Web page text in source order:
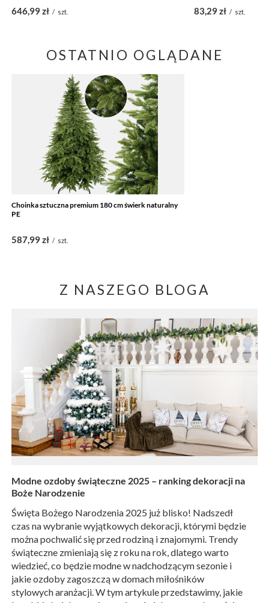
646,99 zł / szt. 83,29 zł / szt.
OSTATNIO OGLĄDANE
Choinka sztuczna premium 180 cm świerk naturalny
PE
587,99 zł / szt.
Z NASZEGO BLOGA
Modne ozdoby świąteczne 2025 – ranking dekoracji na
Boże Narodzenie
Święta Bożego Narodzenia 2025 już blisko! Nadszedł
czas na wybranie wyjątkowych dekoracji, którymi będzie
można pochwalić się przed rodziną i znajomymi. Trendy
świąteczne zmieniają się z roku na rok, dlatego warto
wiedzieć, co będzie modne w nadchodzącym sezonie i
jakie ozdoby zagoszczą w domach miłośników
stylowych aranżacji. W tym artykule przedstawimy, jakie